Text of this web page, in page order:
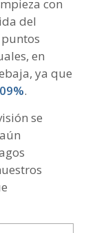
con
del
en
ya que
.
se